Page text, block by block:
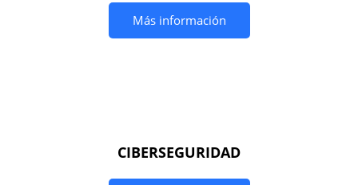
Más información
CIBERSEGURIDAD